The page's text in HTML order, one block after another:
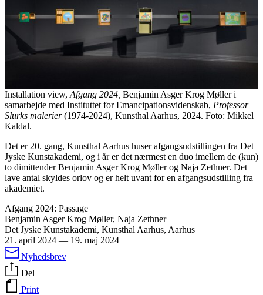
Installation view, Afgang 2024, Benjamin Asger Krog Møller i
samarbejde med Instituttet for Emancipationsvidenskab, Professor
Slurks malerier(1974-2024), Kunsthal Aarhus, 2024. Foto: Mikkel
Kaldal.
Det er 20. gang, Kunsthal Aarhus huser afgangsudstillingen fra Det
Jyske Kunstakademi, og i år er det nærmest en duo imellem de (kun)
to dimittender Benjamin Asger Krog Møller og Naja Zethner. Det
lave antal skyldes orlov og er helt uvant for en afgangsudstilling fra
akademiet.
Afgang 2024: Passage
Benjamin Asger Krog Møller, Naja Zethner
Det Jyske Kunstakademi, Kunsthal Aarhus, Aarhus
21. april 2024 — 19. maj 2024
Nyhedsbrev
Del
Print